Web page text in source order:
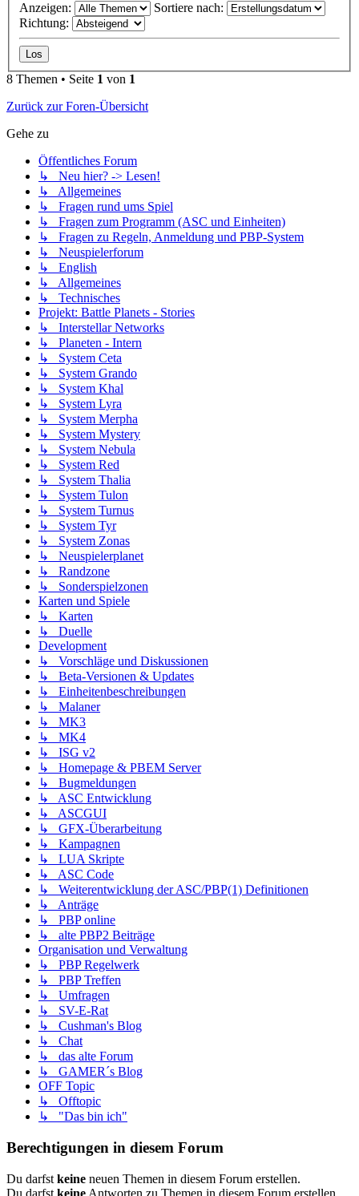
Anzeigen:
Sortiere nach:
Richtung:
8 Themen • Seite 1 von 1
Zurück zur Foren-Übersicht
Gehe zu
Öffentliches Forum
↳ Neu hier? -> Lesen!
↳ Allgemeines
↳ Fragen rund ums Spiel
↳ Fragen zum Programm (ASC und Einheiten)
↳ Fragen zu Regeln, Anmeldung und PBP-System
↳ Neuspielerforum
↳ English
↳ Allgemeines
↳ Technisches
Projekt: Battle Planets - Stories
↳ Interstellar Networks
↳ Planeten - Intern
↳ System Ceta
↳ System Grando
↳ System Khal
↳ System Lyra
↳ System Merpha
↳ System Mystery
↳ System Nebula
↳ System Red
↳ System Thalia
↳ System Tulon
↳ System Turnus
↳ System Tyr
↳ System Zonas
↳ Neuspielerplanet
↳ Randzone
↳ Sonderspielzonen
Karten und Spiele
↳ Karten
↳ Duelle
Development
↳ Vorschläge und Diskussionen
↳ Beta-Versionen & Updates
↳ Einheitenbeschreibungen
↳ Malaner
↳ MK3
↳ MK4
↳ ISG v2
↳ Homepage & PBEM Server
↳ Bugmeldungen
↳ ASC Entwicklung
↳ ASCGUI
↳ GFX-Überarbeitung
↳ Kampagnen
↳ LUA Skripte
↳ ASC Code
↳ Weiterentwicklung der ASC/PBP(1) Definitionen
↳ Anträge
↳ PBP online
↳ alte PBP2 Beiträge
Organisation und Verwaltung
↳ PBP Regelwerk
↳ PBP Treffen
↳ Umfragen
↳ SV-E-Rat
↳ Cushman's Blog
↳ Chat
↳ das alte Forum
↳ GAMER´s Blog
OFF Topic
↳ Offtopic
↳ "Das bin ich"
Berechtigungen in diesem Forum
Du darfst keine neuen Themen in diesem Forum erstellen.
Du darfst keine Antworten zu Themen in diesem Forum erstellen.